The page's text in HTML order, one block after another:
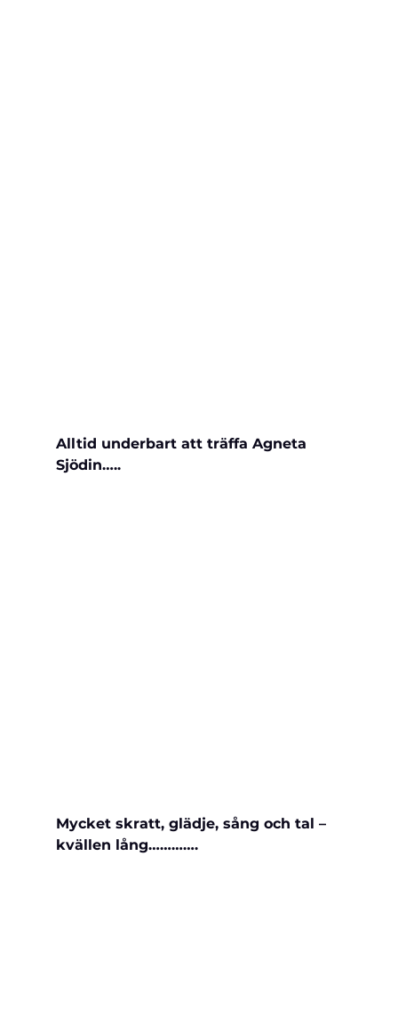
Alltid underbart att träffa Agneta
Sjödin…..
Mycket skratt, glädje, sång och tal –
kvällen lång………….